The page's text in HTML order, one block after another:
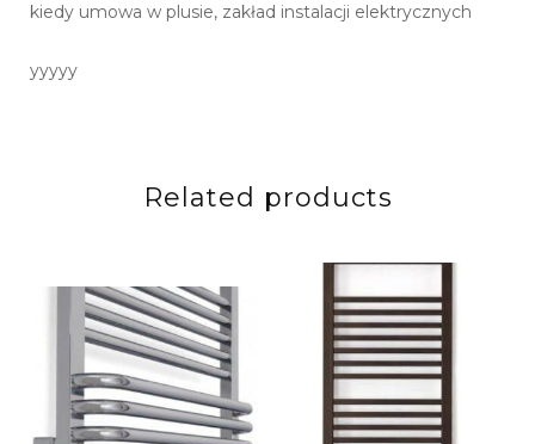
kiedy umowa w plusie, zakład instalacji elektrycznych
yyyyy
Related products